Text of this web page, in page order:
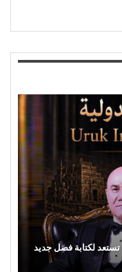
تستعد لكتابة فصل جديد